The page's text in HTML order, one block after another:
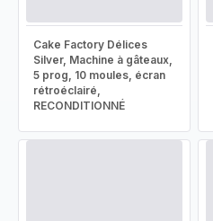
Cake Factory Délices
Silver, Machine à gâteaux,
5 prog, 10 moules, écran
rétroéclairé,
RECONDITIONNÉ